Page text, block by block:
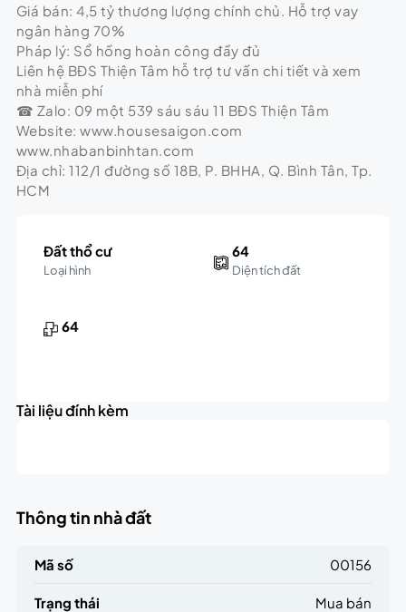
Giá bán: 4,5 tỷ thương lượng chính chủ. Hỗ trợ vay
ngân hàng 70%
Pháp lý: Sổ hồng hoàn công đầy đủ
Liên hệ BĐS Thiện Tâm hỗ trợ tư vấn chi tiết và xem
nhà miễn phí
☎ Zalo: 09 một 539 sáu sáu 11 BĐS Thiện Tâm
Website: www.housesaigon.com
www.nhabanbinhtan.com
Địa chỉ: 112/1 đường số 18B, P. BHHA, Q. Bình Tân, Tp.
HCM
Đất thổ cư
Loại hình
64
Diện tích đất
64
Tài liệu đính kèm
Thông tin nhà đất
Mã số 00156
Trạng thái Mua bán